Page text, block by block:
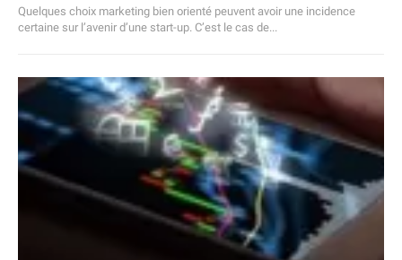
Quelques choix marketing bien orienté peuvent avoir une incidence
certaine sur l’avenir d’une start-up. C’est le cas de...